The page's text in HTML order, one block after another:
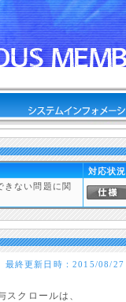
対応状況
きない問題に関
最終更新日時：2015/08/27
スクロールは、